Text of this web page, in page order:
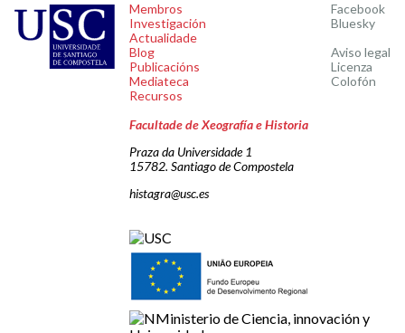
Membros
Investigación
Actualidade
Blog
Publicacións
Mediateca
Recursos
Facebook
Bluesky
Aviso legal
Licenza
Colofón
Facultade de Xeografía e Historia
Praza da Universidade 1
15782. Santiago de Compostela
histagra@usc.es